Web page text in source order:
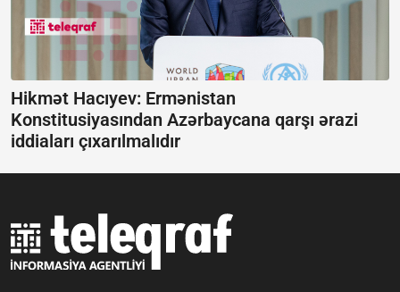
Hikmət Hacıyev: Ermənistan
Konstitusiyasından Azərbaycana qarşı ərazi
iddiaları çıxarılmalıdır